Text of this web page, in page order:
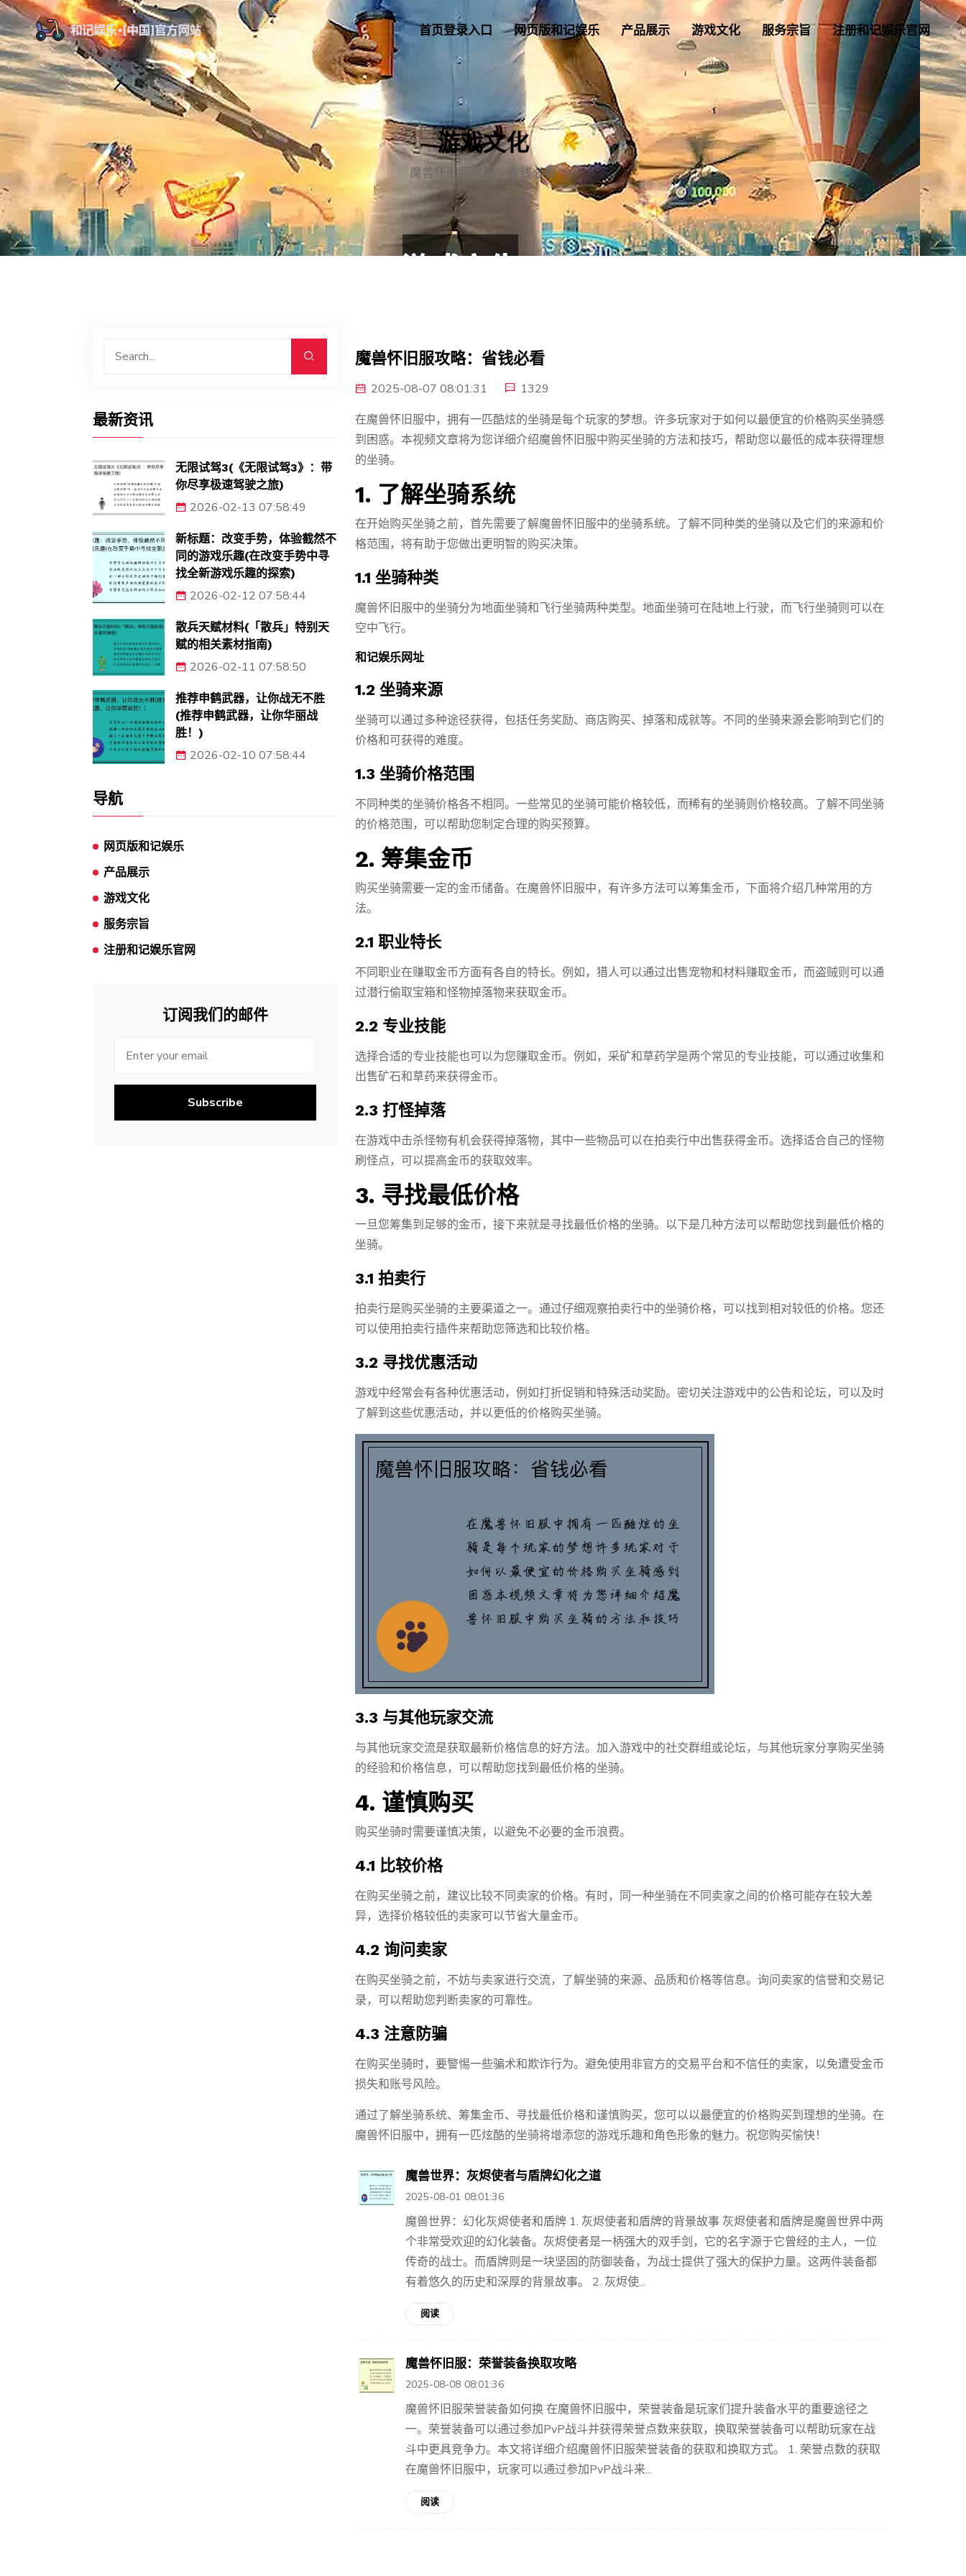
首页登录入口 网页版和记娱乐 产品展示 游戏文化 服务宗旨 注册和记娱乐官网
游戏文化
魔兽怀旧服攻略：省钱必看
最新资讯
无限试驾3(《无限试驾3》：带
你尽享极速驾驶之旅)
2026-02-13 07:58:49
新标题：改变手势，体验截然不
同的游戏乐趣(在改变手势中寻
找全新游戏乐趣的探索)
2026-02-12 07:58:44
散兵天赋材料(「散兵」特别天
赋的相关素材指南)
2026-02-11 07:58:50
推荐申鹤武器，让你战无不胜
(推荐申鹤武器，让你华丽战
胜！)
2026-02-10 07:58:44
导航
网页版和记娱乐
产品展示
游戏文化
服务宗旨
注册和记娱乐官网
订阅我们的邮件
Subscribe
魔兽怀旧服攻略：省钱必看
2025-08-07 08:01:31
1329
在魔兽怀旧服中，拥有一匹酷炫的坐骑是每个玩家的梦想。许多玩家对于如何以最便宜的价格购买坐骑感
到困惑。本视频文章将为您详细介绍魔兽怀旧服中购买坐骑的方法和技巧，帮助您以最低的成本获得理想
的坐骑。
1. 了解坐骑系统
在开始购买坐骑之前，首先需要了解魔兽怀旧服中的坐骑系统。了解不同种类的坐骑以及它们的来源和价
格范围，将有助于您做出更明智的购买决策。
1.1 坐骑种类
魔兽怀旧服中的坐骑分为地面坐骑和飞行坐骑两种类型。地面坐骑可在陆地上行驶，而飞行坐骑则可以在
空中飞行。
和记娱乐网址
1.2 坐骑来源
坐骑可以通过多种途径获得，包括任务奖励、商店购买、掉落和成就等。不同的坐骑来源会影响到它们的
价格和可获得的难度。
1.3 坐骑价格范围
不同种类的坐骑价格各不相同。一些常见的坐骑可能价格较低，而稀有的坐骑则价格较高。了解不同坐骑
的价格范围，可以帮助您制定合理的购买预算。
2. 筹集金币
购买坐骑需要一定的金币储备。在魔兽怀旧服中，有许多方法可以筹集金币，下面将介绍几种常用的方
法。
2.1 职业特长
不同职业在赚取金币方面有各自的特长。例如，猎人可以通过出售宠物和材料赚取金币，而盗贼则可以通
过潜行偷取宝箱和怪物掉落物来获取金币。
2.2 专业技能
选择合适的专业技能也可以为您赚取金币。例如，采矿和草药学是两个常见的专业技能，可以通过收集和
出售矿石和草药来获得金币。
2.3 打怪掉落
在游戏中击杀怪物有机会获得掉落物，其中一些物品可以在拍卖行中出售获得金币。选择适合自己的怪物
刷怪点，可以提高金币的获取效率。
3. 寻找最低价格
一旦您筹集到足够的金币，接下来就是寻找最低价格的坐骑。以下是几种方法可以帮助您找到最低价格的
坐骑。
3.1 拍卖行
拍卖行是购买坐骑的主要渠道之一。通过仔细观察拍卖行中的坐骑价格，可以找到相对较低的价格。您还
可以使用拍卖行插件来帮助您筛选和比较价格。
3.2 寻找优惠活动
游戏中经常会有各种优惠活动，例如打折促销和特殊活动奖励。密切关注游戏中的公告和论坛，可以及时
了解到这些优惠活动，并以更低的价格购买坐骑。
3.3 与其他玩家交流
与其他玩家交流是获取最新价格信息的好方法。加入游戏中的社交群组或论坛，与其他玩家分享购买坐骑
的经验和价格信息，可以帮助您找到最低价格的坐骑。
4. 谨慎购买
购买坐骑时需要谨慎决策，以避免不必要的金币浪费。
4.1 比较价格
在购买坐骑之前，建议比较不同卖家的价格。有时，同一种坐骑在不同卖家之间的价格可能存在较大差
异，选择价格较低的卖家可以节省大量金币。
4.2 询问卖家
在购买坐骑之前，不妨与卖家进行交流，了解坐骑的来源、品质和价格等信息。询问卖家的信誉和交易记
录，可以帮助您判断卖家的可靠性。
4.3 注意防骗
在购买坐骑时，要警惕一些骗术和欺诈行为。避免使用非官方的交易平台和不信任的卖家，以免遭受金币
损失和账号风险。
通过了解坐骑系统、筹集金币、寻找最低价格和谨慎购买，您可以以最便宜的价格购买到理想的坐骑。在
魔兽怀旧服中，拥有一匹炫酷的坐骑将增添您的游戏乐趣和角色形象的魅力。祝您购买愉快！
魔兽世界：灰烬使者与盾牌幻化之道
2025-08-01 08:01:36
魔兽世界：幻化灰烬使者和盾牌 1. 灰烬使者和盾牌的背景故事 灰烬使者和盾牌是魔兽世界中两
个非常受欢迎的幻化装备。灰烬使者是一柄强大的双手剑，它的名字源于它曾经的主人，一位
传奇的战士。而盾牌则是一块坚固的防御装备，为战士提供了强大的保护力量。这两件装备都
有着悠久的历史和深厚的背景故事。 2. 灰烬使...
阅读
魔兽怀旧服：荣誉装备换取攻略
2025-08-08 08:01:36
魔兽怀旧服荣誉装备如何换 在魔兽怀旧服中，荣誉装备是玩家们提升装备水平的重要途径之
一。荣誉装备可以通过参加PvP战斗并获得荣誉点数来获取，换取荣誉装备可以帮助玩家在战
斗中更具竞争力。本文将详细介绍魔兽怀旧服荣誉装备的获取和换取方式。 1. 荣誉点数的获取
在魔兽怀旧服中，玩家可以通过参加PvP战斗来...
阅读